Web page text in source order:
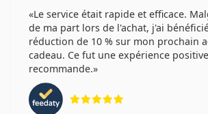
Le service était rapide et efficace.
de ma part lors de l'achat, j'ai
réduction de 10 % sur mon prochain
cadeau. Ce fut une expérience
recommande.